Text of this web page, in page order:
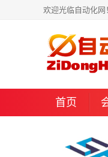
欢迎光临自动化网
首页